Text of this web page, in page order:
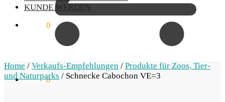
€0.00 0
KUNDE WERDEN
0
Home / Verkaufs-Empfehlungen / Produkte für Zoos, Tier-
und Naturparks / Schnecke Cabochon VE=3